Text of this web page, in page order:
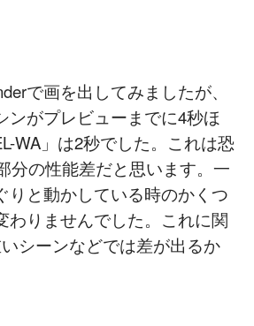
で画を出してみましたが、
ンがプレビューまでに4秒ほ
WA」は2秒でした。これは恐
分の性能差だと思います。一
りと動かしている時のかくつ
わりませんでした。これに関
シーンなどでは差が出るか